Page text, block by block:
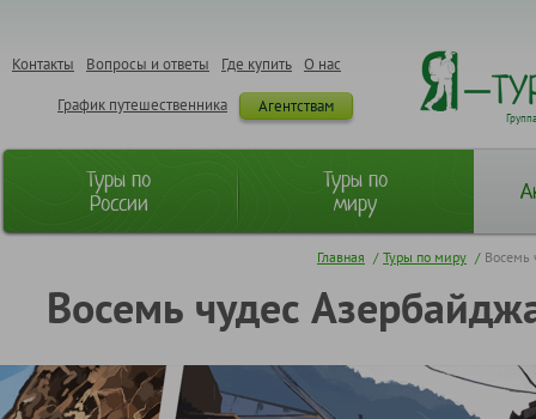
О нас
Где купить
Вопросы и ответы
Контакты
Агентствам
График путешественника
Туры по
России
Туры по
миру
Главная / Туры по миру / Восемь
Восемь чудес